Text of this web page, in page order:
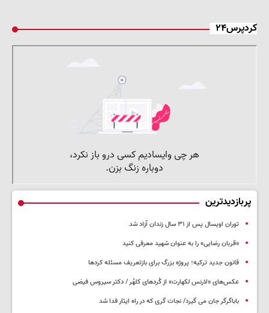
کردپرس۲۴
پربازدیدترین
توران اویسال پس از ۳۱ سال زندان آزاد شد
«قربان رضایی» را به عنوان شهید معرفی کنید
قانون جدید ترکیه؛ پروژه بزرگ‌ برای بازتعریف مسئله کردها
عکس‌های «لارنس لکهارت» از کُردهای کلهُر / دکتر سیروس فیضی
باباگرگر جان می گیرد/ نجات گری که در راه ایثار فدا شد